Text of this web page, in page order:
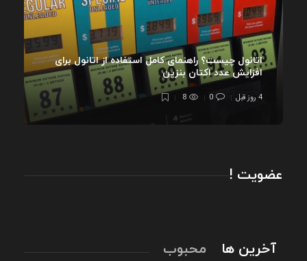
اتانول چیست؟ راهنمای کامل استفاده از اتانول برای
افزایش عدد اکتان بنزین
4 روز قبل 0
8
عضویت !
آخرین ها محبوب